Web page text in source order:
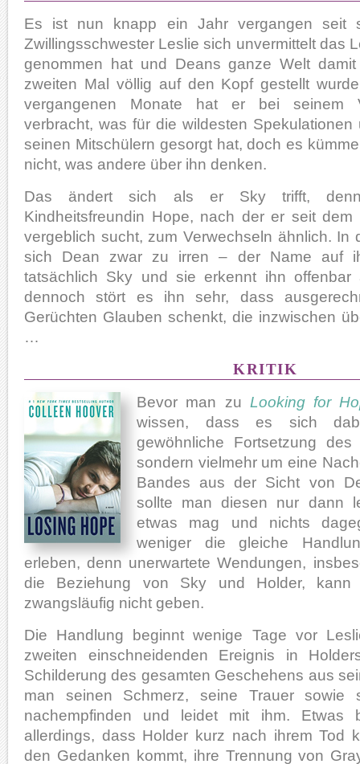
Es ist nun knapp ein Jahr vergangen seit
Zwillingsschwester Leslie sich unvermittelt das
genommen hat und Deans ganze Welt
zweiten Mal völlig auf den Kopf gestellt
vergangenen Monate hat er bei seinem
verbracht, was für die wildesten Spekulationen
seinen Mitschülern gesorgt hat, doch es
nicht, was andere über ihn denken.
Das ändert sich als er Sky trifft,
Kindheitsfreundin Hope, nach der er seit dem
vergeblich sucht, zum Verwechseln ähnlich. In
sich Dean zwar zu irren – der Name auf
tatsächlich Sky und sie erkennt ihn
dennoch stört es ihn sehr, dass
Gerüchten Glauben schenkt, die inzwischen
…
KRITIK
Bevor man zu Looking for
wissen, dass es sich
gewöhnliche Fortsetzung des
sondern vielmehr um eine
Bandes aus der Sicht von
sollte man diesen nur dann
etwas mag und nichts
weniger die gleiche
erleben, denn unerwartete Wendungen,
die Beziehung von Sky und Holder,
zwangsläufig nicht geben.
Die Handlung beginnt wenige Tage vor
zweiten einschneidenden Ereignis in
Schilderung des gesamten Geschehens aus
man seinen Schmerz, seine Trauer sowie
nachempfinden und leidet mit ihm. Etwas
allerdings, dass Holder kurz nach ihrem Tod
den Gedanken kommt, ihre Trennung von